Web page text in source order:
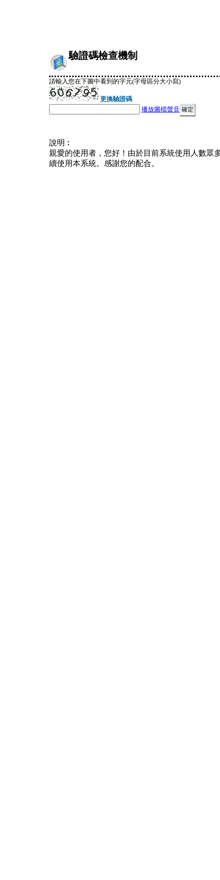
驗證碼檢查機制
請輸入您在下圖中看到的字元(字母區分大小寫)
更換驗證碼
播放圖檔聲音
說明︰
親愛的使用者，您好！由於目前系統使用人數眾
續使用本系統。感謝您的配合。